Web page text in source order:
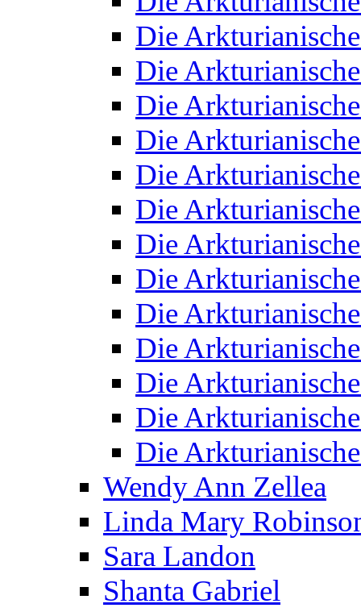
Die
Die
Die
Die
Die
Die
Die
Die
Die
Die
Die
Die
Die
Wendy Ann Zellea
Linda Mary
Sara Landon
Shanta Gabriel